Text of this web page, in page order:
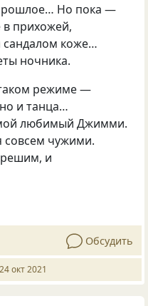
Но пока —
прихожей,
сандалом коже…
ночника.
режиме —
и танца…
любимый Джимми.
чужими.
и
Обсудить
24 окт 2021